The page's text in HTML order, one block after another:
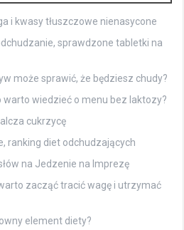
i kwasy tłuszczowe nienasycone
sprawdzone tabletki na
może sprawić, że będziesz chudy?
warto wiedzieć o menu bez laktozy?
cukrzycę
ranking diet odchudzających
na Jedzenie na Imprezę
zacząć tracić wagę i utrzymać
element diety?